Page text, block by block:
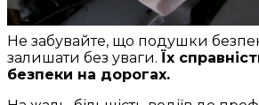
Не забувайте, що подушки
залишати без уваги. Їх
безпеки на дорогах.